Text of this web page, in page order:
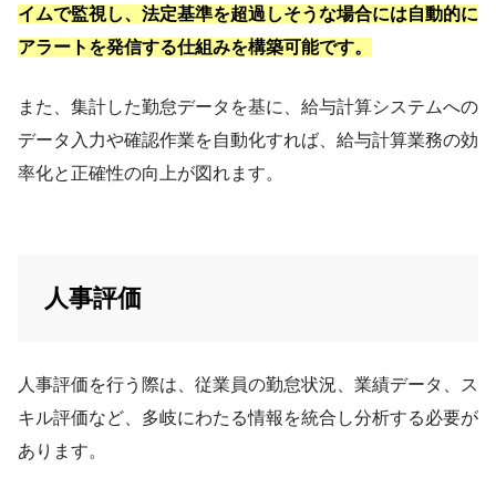
イムで監視し、法定基準を超過しそうな場合には自動的に
アラートを発信する仕組みを構築可能です。
また、集計した勤怠データを基に、給与計算システムへの
データ入力や確認作業を自動化すれば、給与計算業務の効
率化と正確性の向上が図れます。
人事評価
人事評価を行う際は、従業員の勤怠状況、業績データ、ス
キル評価など、多岐にわたる情報を統合し分析する必要が
あります。